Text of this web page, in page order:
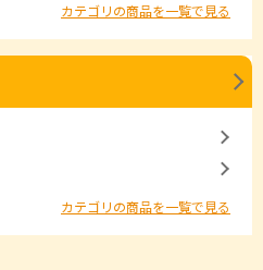
カテゴリの商品を一覧で見る
カテゴリの商品を一覧で見る